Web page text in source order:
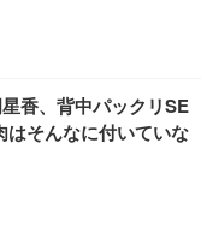
香、背中パックリSE
そんなに付いていな